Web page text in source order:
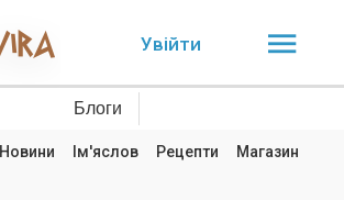
Увійти
Блоги
Новини Ім'яслов Рецепти Магазин